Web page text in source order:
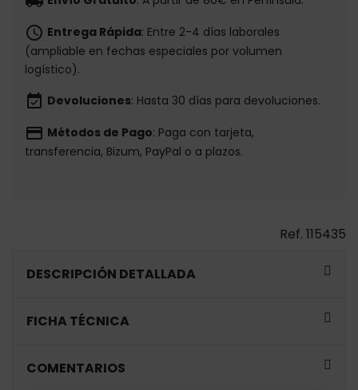
schedule Entrega Rápida: Entre 2-4 días laborales
(ampliable en fechas especiales por volumen
logístico).
event_available Devoluciones: Hasta 30 días para devoluciones.
payment Métodos de Pago: Paga con tarjeta,
transferencia, Bizum, PayPal o a plazos.
Ref. 115435
DESCRIPCIÓN DETALLADA
FICHA TÉCNICA
COMENTARIOS